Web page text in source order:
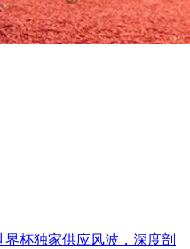
杯独家供应风波，深度剖